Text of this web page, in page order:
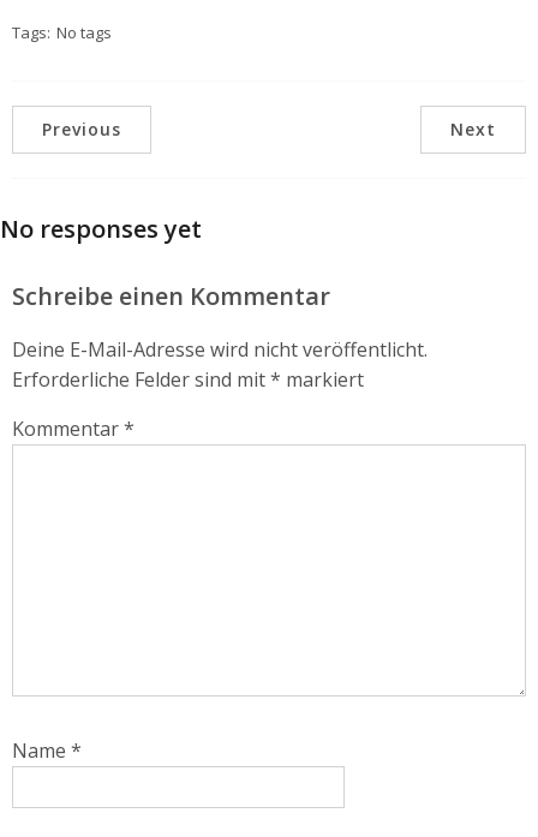
Tags: No tags
Previous Next
No responses yet
Schreibe einen Kommentar
Deine E-Mail-Adresse wird nicht veröffentlicht.
Erforderliche Felder sind mit* markiert
Kommentar*
Name *